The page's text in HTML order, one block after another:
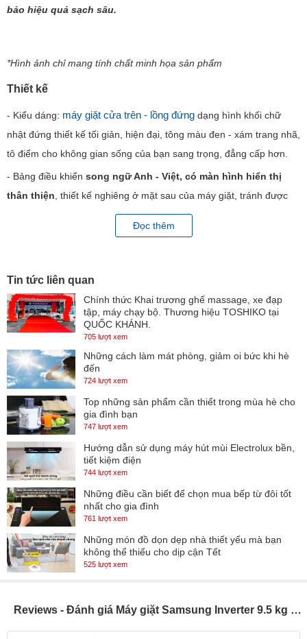
bảo hiệu quả sạch sâu.
*Hình ảnh chỉ mang tính chất minh họa sản phẩm
Thiết kế
- Kiểu dáng: máy giặt cửa trên - lồng đứng dạng hình khối chữ
nhật đứng thiết kế tối giản, hiện đại, tông màu đen - xám trang nhã,
tô điểm cho không gian sống của bạn sang trọng, đẳng cấp hơn.
- Bảng điều khiển song ngữ Anh - Việt, có màn hình hiển thị​
thân thiện , thiết kế nghiêng ở mặt sau của máy giặt, tránh được
tình trạng nước tràn vào bề mặt màn hình điều khiển và cho người
dùng thao tác thoải mái, dễ dàng hơn.
thoát nước nhỏ giảm khả năng làm tưa sờn mặt vải, bảo vệ quần
áo, đảm bảo hiệu quả giặt giũ tối ưu.
-Nắp máy chất liệu kính chịu lực dày bền, chịu lực tốt, được làm
trong suốt cho bạn dễ quan sát bên trong máy ngay cả khi không
mở nắpmáy giặt Samsungra.
*Hình ảnh chỉ mang tính chất minh họa sản phẩm
Khối lượng giặt và chương trình
- Khối lượng giặt đạt 9.5 kg, phù hợp sử dụng cho gia đình có từ 5
- 7 người hoặc gia đình ít thành viên hơn nhưng có trẻ nhỏ, nhu
cầu giặt cao hơn thông thường.
- Thiết lập 10 chương trình hoạt động
nhanh, giặt thường, giặt ga giường, tiết kiệm nước, đồ trẻ em, đồ
Jeans, vệ sinh lồng giặt,... (
xem chi tiết tại bảng thông số kỹ
cần chờ đợi quá lâu.
Đọc thêm
Tin tức liên quan
Chính thức Khai trương ghế massage, xe đạp
tập, máy chạy bộ. Thương hiệu TOSHIKO tại
QUỐC KHÁNH.
705 lượt xem
Những cách làm mát phòng, giảm oi bức khi hè
đến
724 lượt xem
Top những sản phẩm cần thiết trong mùa hè cho
gia đình bạn
747 lượt xem
Hướng dẫn sử dụng máy hút mùi Electrolux bền,
tiết kiệm điện
744 lượt xem
Những điều cần biết để chọn mua bếp từ đôi tốt
nhất cho gia đình
761 lượt xem
Những món đồ dọn dẹp nhà thiết yếu mà bạn
không thể thiếu cho dịp cận Tết
525 lượt xem
Reviews - Đánh giá Máy giặt Samsung Inverter 9.5 kg WA95CG4545BDSV